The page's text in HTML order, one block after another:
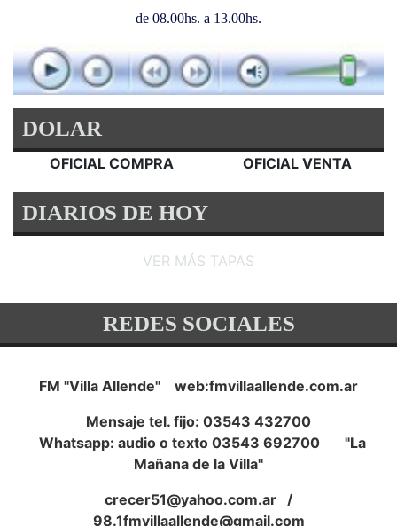
de 08.00hs. a 13.00hs.
DOLAR
OFICIAL COMPRA OFICIAL VENTA
DIARIOS DE HOY
VER MÁS TAPAS
REDES SOCIALES
FM "Villa Allende" web:fmvillaallende.com.ar
Mensaje tel. fijo: 03543 432700
Whatsapp: audio o texto 03543 692700 "La
Mañana de la Villa"
crecer51@yahoo.com.ar /
98.1fmvillaallende@gmail.com